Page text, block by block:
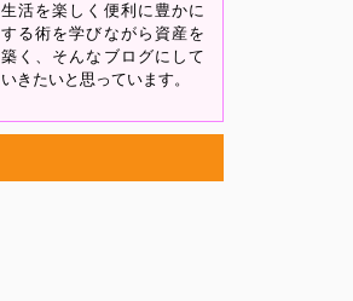
生活を楽しく便利に豊かに
する術を学びながら資産を
築く、そんなブログにして
いきたいと思っています。